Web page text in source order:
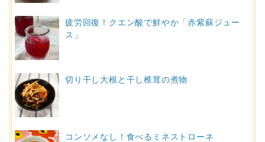
疲労回復！クエン酸で鮮やか「赤紫蘇ジュー
ス」
切り干し大根と干し椎茸の煮物
コンソメなし！食べるミネストローネ